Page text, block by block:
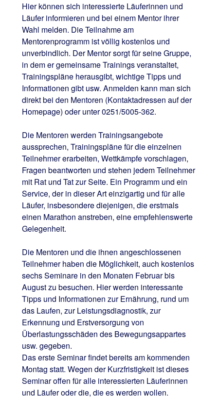
Hier können sich interessierte Läuferinnen und
Läufer informieren und bei einem Mentor ihrer
Wahl melden. Die Teilnahme am
Mentorenprogramm ist völlig kostenlos und
unverbindlich. Der Mentor sorgt für seine Gruppe,
in dem er gemeinsame Trainings veranstaltet,
Trainingspläne herausgibt, wichtige Tipps und
Informationen gibt usw. Anmelden kann man sich
direkt bei den Mentoren (Kontaktadressen auf der
Homepage) oder unter 0251/5005-362.
Die Mentoren werden Trainingsangebote
aussprechen, Trainingspläne für die einzelnen
Teilnehmer erarbeiten, Wettkämpfe vorschlagen,
Fragen beantworten und stehen jedem Teilnehmer
mit Rat und Tat zur Seite. Ein Programm und ein
Service, der in dieser Art einzigartig und für alle
Läufer, insbesondere diejenigen, die erstmals
einen Marathon anstreben, eine empfehlenswerte
Gelegenheit.
Die Mentoren und die ihnen angeschlossenen
Teilnehmer haben die Möglichkeit, auch kostenlos
sechs Seminare in den Monaten Februar bis
August zu besuchen. Hier werden interessante
Tipps und Informationen zur Ernährung, rund um
das Laufen, zur Leistungsdiagnostik, zur
Erkennung und Erstversorgung von
Überlastungsschäden des Bewegungsappartes
usw. gegeben.
Das erste Seminar findet bereits am kommenden
Montag statt. Wegen der Kurzfristigkeit ist dieses
Seminar offen für alle interessierten Läuferinnen
und Läufer oder die, die es werden wollen.